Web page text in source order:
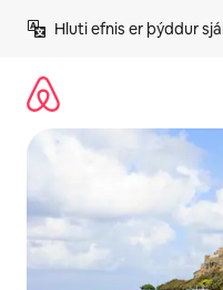
beint
Hluti efnis er þýddur